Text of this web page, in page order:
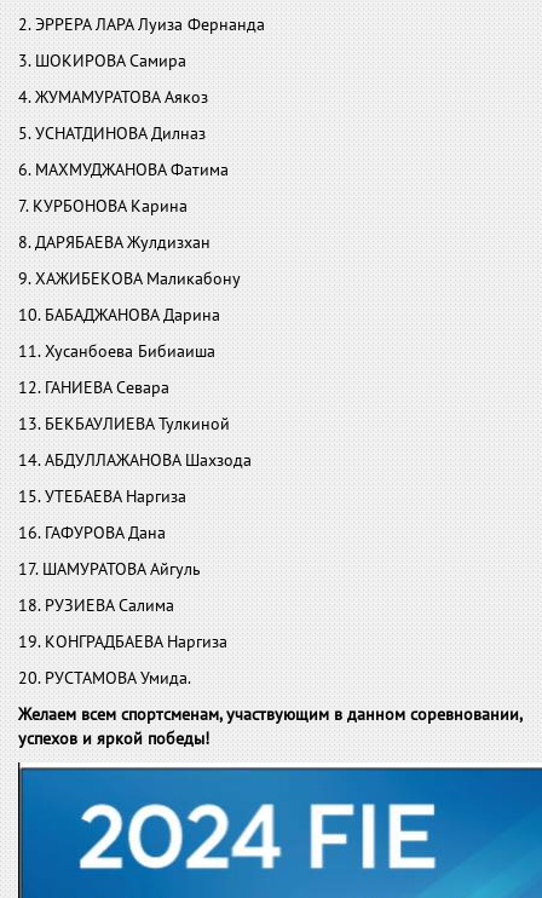
2. ЭРРЕРА ЛАРА Луиза Фернанда
3. ШОКИРОВА Самира
4. ЖУМАМУРАТОВА Аякоз
5. УСНАТДИНОВА Дилназ
6. МАХМУДЖАНОВА Фатима
7. КУРБОНОВА Карина
8. ДАРЯБАЕВА Жулдизхан
9. ХАЖИБЕКОВА Маликабону
10. БАБАДЖАНОВА Дарина
11. Хусанбоева Бибиаиша
12. ГАНИЕВА Севара
13. БЕКБАУЛИЕВА Тулкиной
14. АБДУЛЛАЖАНОВА Шахзода
15. УТЕБАЕВА Наргиза
16. ГАФУРОВА Дана
17. ШАМУРАТОВА Айгуль
18. РУЗИЕВА Салима
19. КОНГРАДБАЕВА Наргиза
20. РУСТАМОВА Умида.
Желаем всем спортсменам, участвующим в данном соревновании,
успехов и яркой победы!